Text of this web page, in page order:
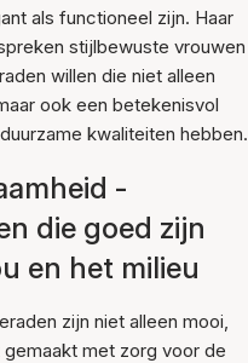
als functioneel zijn. Haar
stijlbewuste vrouwen
willen die niet alleen
ook een betekenisvol
kwaliteiten hebben.
-
die goed zijn
en het milieu
zijn niet alleen mooi,
gemaakt met zorg voor de